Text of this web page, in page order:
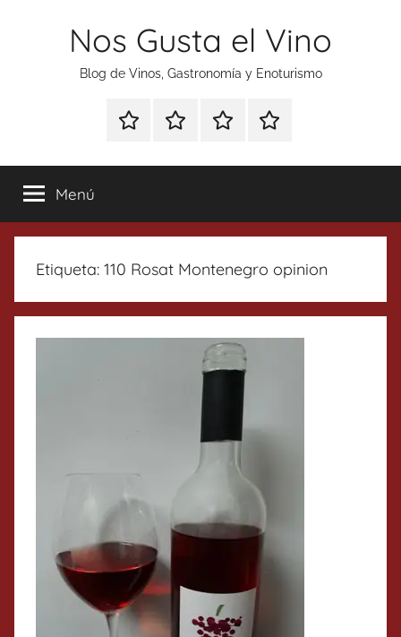
Nos Gusta el Vino
Blog de Vinos, Gastronomía y Enoturismo
Especial
Tonics
Enoturismo
Gastronomía
RankingContacto
Menú
Etiqueta: 110 Rosat Montenegro opinion